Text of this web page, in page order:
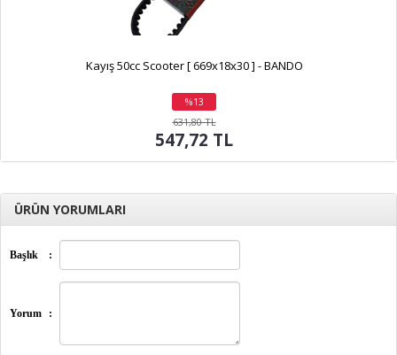
Kayış 50cc Scooter [ 669x18x30 ] - BANDO
%13
indirim
631,80 TL
547,72 TL
ÜRÜN YORUMLARI
Başlık :
Yorum :